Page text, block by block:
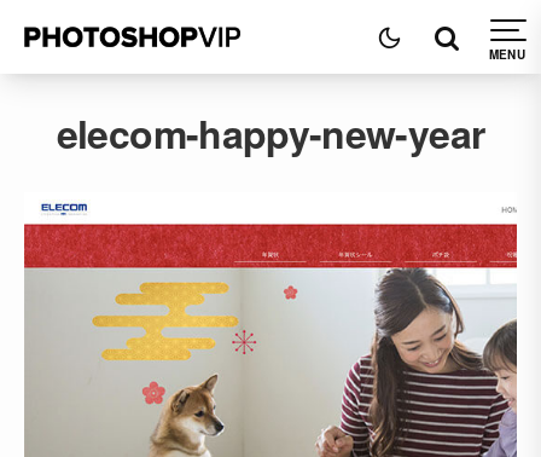
elecom-happy-new-year